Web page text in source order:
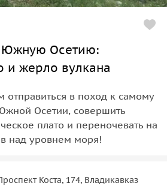
Южную Осетию:
и жерло вулкана
в поход к самому
Осетии, совершить
плато и переночевать на
над уровнем моря!
Коста, 174, Владикавказ